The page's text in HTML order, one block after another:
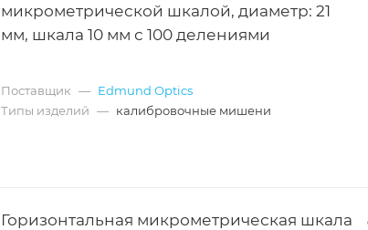
микрометрической шкалой, диаметр: 21
мм, шкала 10 мм с 100 делениями
Поставщик — Edmund Optics
Типы изделий — калибровочные мишени
Горизонтальная микрометрическая шкала